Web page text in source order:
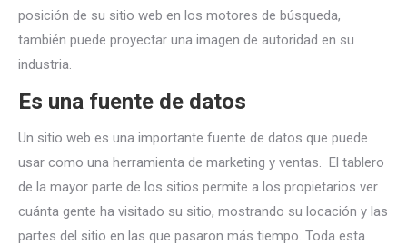
posición de su sitio web en los motores de búsqueda,
también puede proyectar una imagen de autoridad en su
industria.
Es una fuente de datos
Un sitio web es una importante fuente de datos que puede
usar como una herramienta de marketing y ventas. El tablero
de la mayor parte de los sitios permite a los propietarios ver
cuánta gente ha visitado su sitio, mostrando su locación y las
partes del sitio en las que pasaron más tiempo. Toda esta